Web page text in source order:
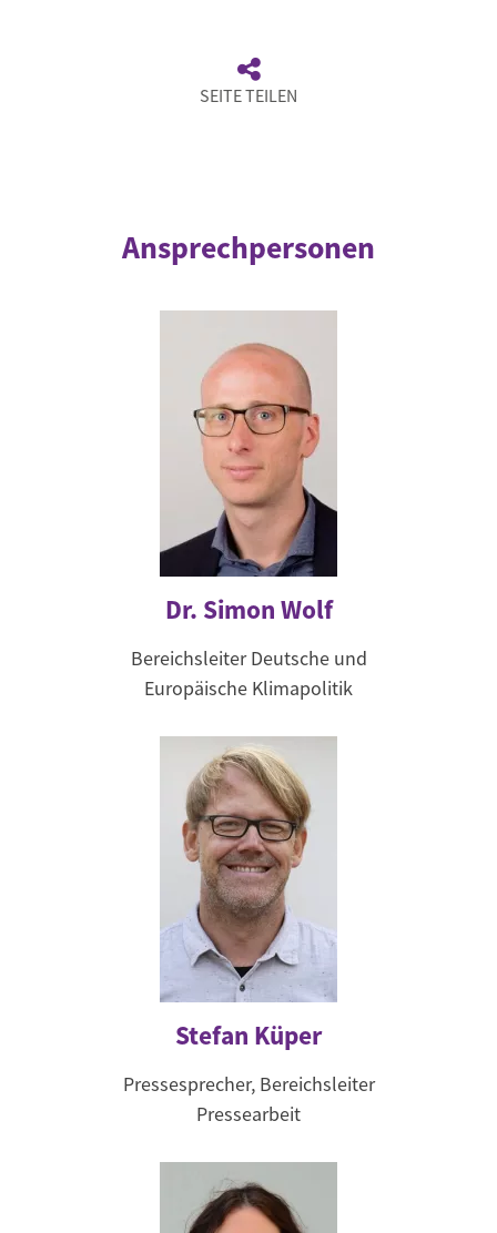
SEITE TEILEN
Ansprechpersonen
Dr. Simon Wolf
Bereichsleiter Deutsche und
Europäische Klimapolitik
Stefan Küper
Pressesprecher, Bereichsleiter
Pressearbeit